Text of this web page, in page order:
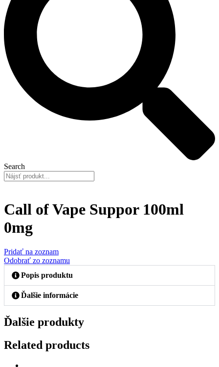
Search
Call of Vape Suppor 100ml
0mg
Pridať na zoznam
Odobrať zo zoznamu
Popis produktu
Ďalšie informácie
Ďalšie produkty
Related products